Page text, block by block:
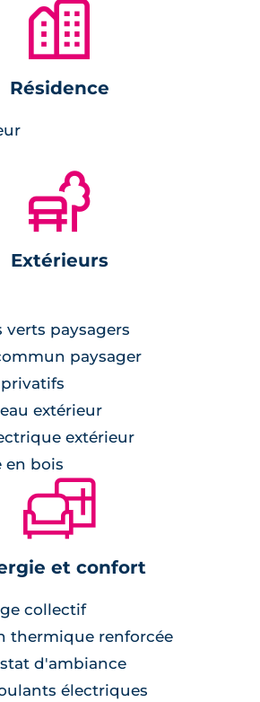
🏙
Résidence
🌲
Extérieurs
verts paysagers
paysager
extérieur
extérieur
en bois
🛋
et confort
collectif
thermique renforcée
d'ambiance
électriques